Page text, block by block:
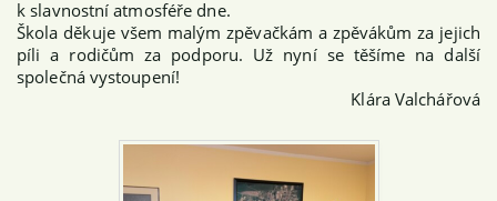
k slavnostní atmosféře dne.
Škola děkuje všem malým zpěvačkám a zpěvákům za jejich
píli a rodičům za podporu. Už nyní se těšíme na další
společná vystoupení!
Klára Valchářová